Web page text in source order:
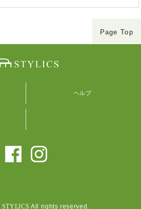
Page Top
ヘルプ
STYLICS All rights reserved.